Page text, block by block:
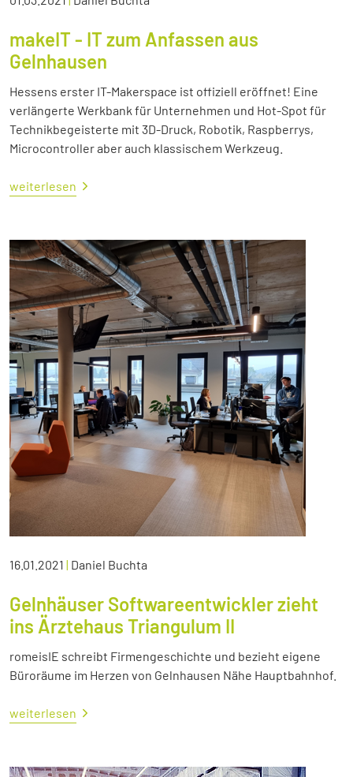
makeIT - IT zum Anfassen aus
Gelnhausen
Hessens erster IT-Makerspace ist offiziell eröffnet! Eine
verlängerte Werkbank für Unternehmen und Hot-Spot für
Technikbegeisterte mit 3D-Druck, Robotik, Raspberrys,
Microcontroller aber auch klassischem Werkzeug.
weiterlesen
16.01.2021 | Daniel Buchta
Gelnhäuser Softwareentwickler zieht
ins Ärztehaus Triangulum II
romeisIE schreibt Firmengeschichte und bezieht eigene
Büroräume im Herzen von Gelnhausen Nähe Hauptbahnhof.
weiterlesen